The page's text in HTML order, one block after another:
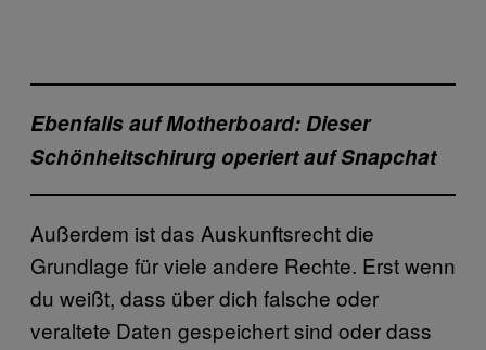
Ebenfalls auf Motherboard:Dieser
Schönheitschirurg operiert auf Snapchat
Außerdem ist das Auskunftsrecht die
Grundlage für viele andere Rechte. Erst wenn
du weißt, dass über dich falsche oder
veraltete Daten gespeichert sind oder dass